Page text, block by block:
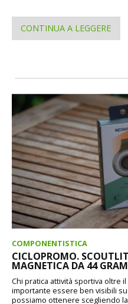
CONTINUA A LEGGERE
COMPONENTISTICA
CICLOPROMO.
MAGNETICA DA 44
Chi pratica attività sportiva oltre
importante essere ben visibili
possiamo ottenere scegliendo